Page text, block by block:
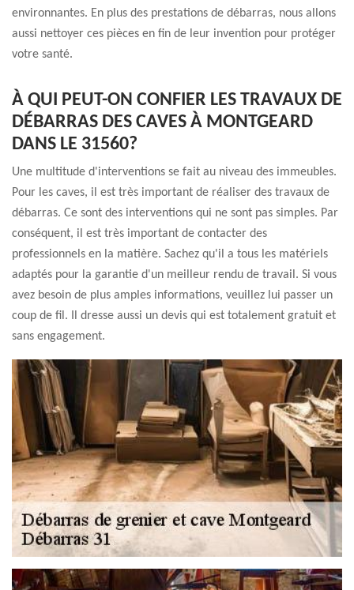
environnantes. En plus des prestations de débarras, nous allons
aussi nettoyer ces pièces en fin de leur invention pour protéger
votre santé.
À QUI PEUT-ON CONFIER LES TRAVAUX DE
DÉBARRAS DES CAVES À MONTGEARD
DANS LE 31560?
Une multitude d'interventions se fait au niveau des immeubles.
Pour les caves, il est très important de réaliser des travaux de
débarras. Ce sont des interventions qui ne sont pas simples. Par
conséquent, il est très important de contacter des
professionnels en la matière. Sachez qu'il a tous les matériels
adaptés pour la garantie d'un meilleur rendu de travail. Si vous
avez besoin de plus amples informations, veuillez lui passer un
coup de fil. Il dresse aussi un devis qui est totalement gratuit et
sans engagement.